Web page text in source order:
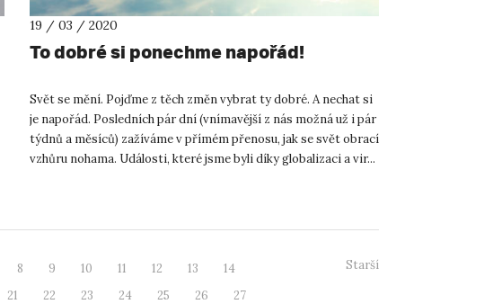
19 / 03 / 2020
To dobré si ponechme napořád!
Svět se mění. Pojďme z těch změn vybrat ty dobré. A nechat si
je napořád. Posledních pár dní (vnímavější z nás možná už i pár
týdnů a měsíců) zažíváme v přímém přenosu, jak se svět obrací
vzhůru nohama. Události, které jsme byli díky globalizaci a vir...
8 9 10 11 12 13
14
21 22 23 24 25 26
27
Starší